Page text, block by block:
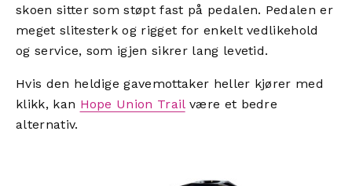
skoen sitter som støpt fast på pedalen. Pedalen er
meget slitesterk og rigget for enkelt vedlikehold
og service, som igjen sikrer lang levetid.
Hvis den heldige gavemottaker heller kjører med
klikk, kan Hope Union Trailvære et bedre
alternativ.